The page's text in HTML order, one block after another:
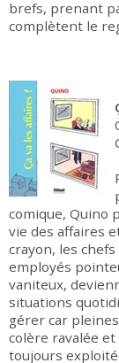
brefs, prenant
complètent le
comique, Quino
vie des affaires
crayon, les
employés
vaniteux,
situations
gérer car
colère ravalée
toujours